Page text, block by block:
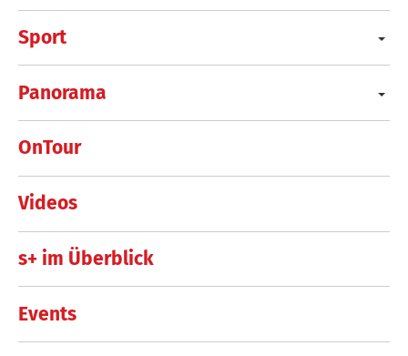
Sport
Panorama
OnTour
Videos
s+ im Überblick
Events